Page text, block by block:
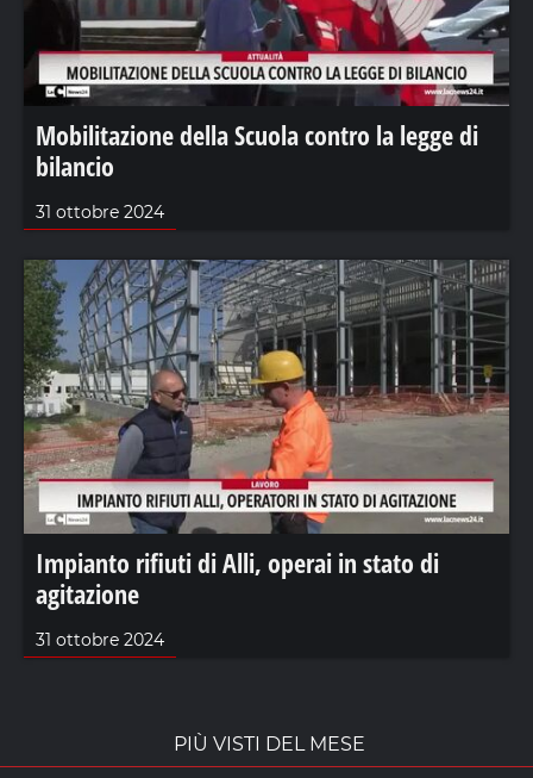
Mobilitazione della Scuola contro la legge di
bilancio
31 ottobre 2024
Impianto rifiuti di Alli, operai in stato di
agitazione
31 ottobre 2024
PIÙ VISTI DEL MESE